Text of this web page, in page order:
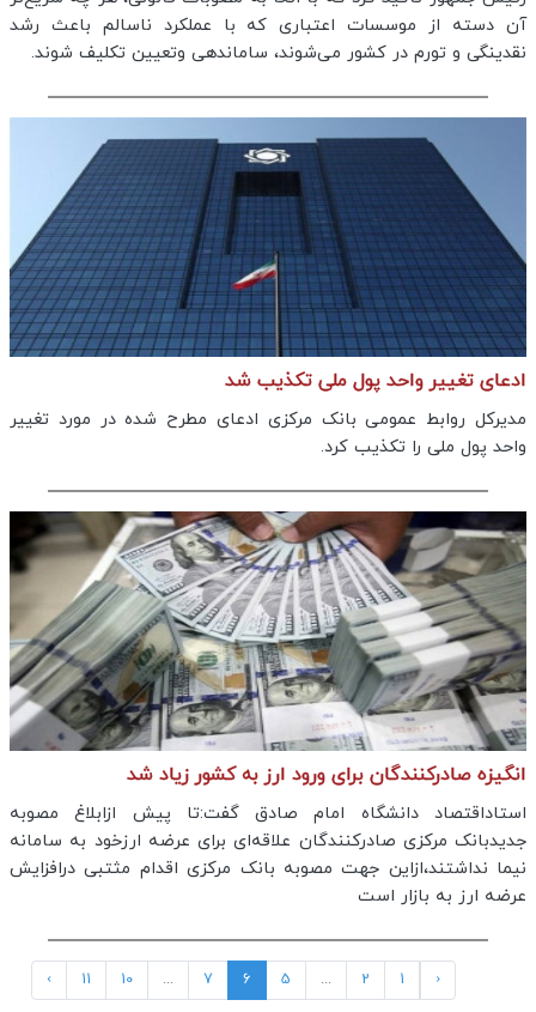
آن دسته از موسسات اعتباری که با عملکرد ناسالم باعث رشد
نقدینگی و تورم در کشور می‌شوند، ساماندهی وتعیین تکلیف شوند.
ادعای تغییر واحد پول ملی تکذیب شد
مدیرکل روابط عمومی بانک مرکزی ادعای مطرح شده در مورد تغییر
واحد پول ملی را تکذیب کرد.
انگیزه صادرکنندگان برای ورود ارز به کشور زیاد شد
استاداقتصاد دانشگاه امام صادق گفت:تا پیش ازابلاغ مصوبه
جدیدبانک مرکزی صادرکنندگان علاقه‌ای برای عرضه ارزخود به سامانه
نیما نداشتند،ازاین جهت مصوبه بانک مرکزی اقدام مثتبی درافزایش
عرضه ارز به بازار است
‹
1
2
...
5
6
7
...
10
11
›